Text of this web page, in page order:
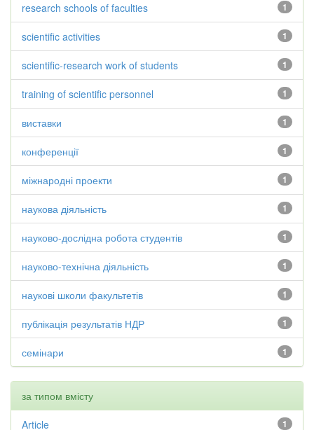
1
research schools of faculties
1
scientific activities
1
scientific-research work of students
1
training of scientific personnel
1
виставки
1
конференції
1
міжнародні проекти
1
наукова діяльність
1
науково-дослідна робота студентів
1
науково-технічна діяльність
1
наукові школи факультетів
1
публікація результатів НДР
1
семінари
за типом вмісту
1
Article